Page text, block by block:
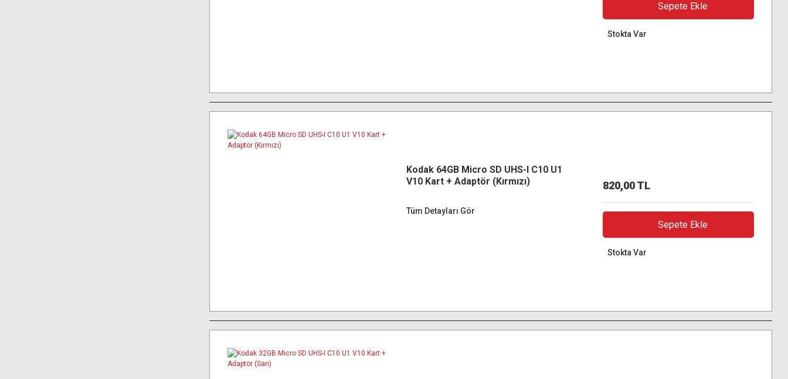
Sepete Ekle
Stokta Var
Kodak 64GB Micro SD UHS-I C10 U1
V10 Kart + Adaptör (Kırmızı)
Tüm Detayları Gör
820,00 TL
Sepete Ekle
Stokta Var